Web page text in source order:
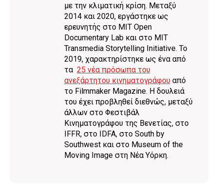
με την κλιματική κρίση. Μεταξύ
2014 και 2020, εργάστηκε ως
ερευνητής στο MIT Open
Documentary Lab και στο MIT
Transmedia Storytelling Initiative. Το
2019, χαρακτηρίστηκε ως ένα από
τα 25 νέα πρόσωπα του
ανεξάρτητου κινηματογράφου από
το Filmmaker Magazine. Η δουλειά
του έχει προβληθεί διεθνώς, μεταξύ
άλλων στο Φεστιβάλ
Κινηματογράφου της Βενετίας, στο
IFFR, στο IDFA, στο South by
Southwest και στο Museum of the
Moving Image στη Νέα Υόρκη.